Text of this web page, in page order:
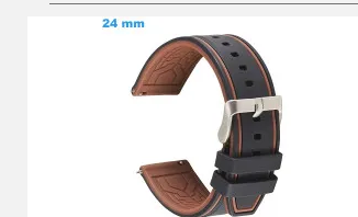
Pointeau de pose de
4,90 €
Kit Réparation Bracelet
4,90 €